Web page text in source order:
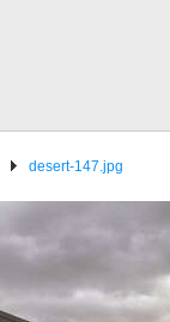
desert-147.jpg